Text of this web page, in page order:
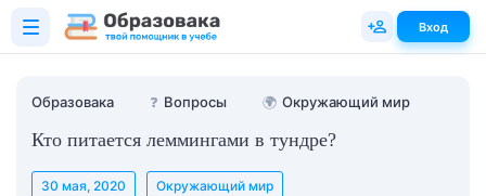
Образовака ❓ Вопросы 🌍 Окружающий мир
Кто питается леммингами в тундре?
30 мая, 2020 Окружающий мир
Вход